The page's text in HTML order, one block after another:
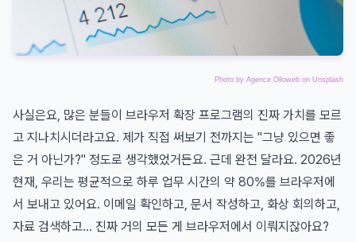
Photo by Agence Olloweb on Unsplash
사실은요, 많은 분들이 브라우저 확장 프로그램의 진짜 가치를 모르
고 지나치시더라고요. 제가 직접 써보기 전까지는 "그냥 있으면 좋
은 거 아닌가?" 정도로 생각했었거든요. 근데 완전 달라요. 2026년
현재, 우리는 평균적으로 하루 업무 시간의 약 80%를 브라우저에
서 보내고 있어요. 이메일 확인하고, 문서 작성하고, 화상 회의하고,
자료 검색하고... 진짜 거의 모든 게 브라우저에서 이뤄지잖아요?